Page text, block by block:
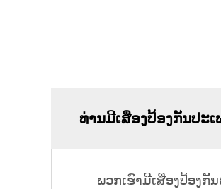
ທ່ານມີເສືອງປ້ອງກັນປະ
ພວກເຮົາມີເສືອງປ້ອງກັ